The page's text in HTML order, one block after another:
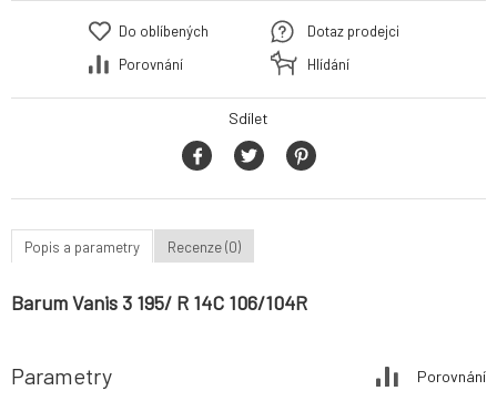
Do oblíbených
Porovnání
Dotaz prodejci
Hlídání
Sdílet
Popis a parametry Recenze (0)
Barum Vanis 3 195/ R 14C 106/104R
Parametry Porovnání